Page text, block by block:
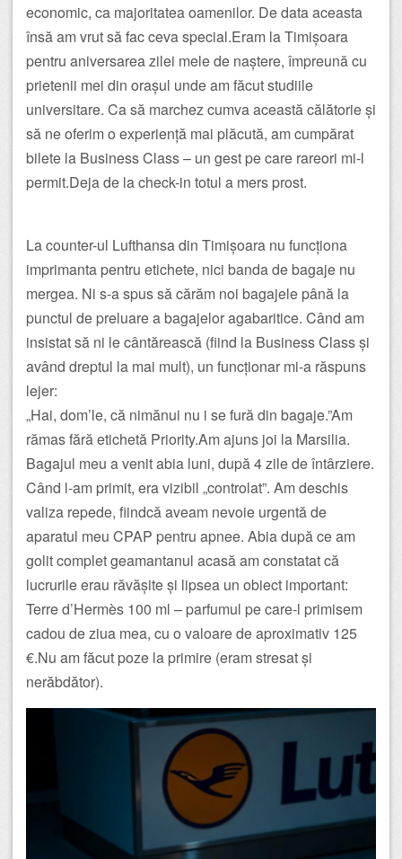
economic, ca majoritatea oamenilor. De data aceasta
însă am vrut să fac ceva special.Eram la Timișoara
pentru aniversarea zilei mele de naștere, împreună cu
prietenii mei din orașul unde am făcut studiile
universitare. Ca să marchez cumva această călătorie și
să ne oferim o experiență mai plăcută, am cumpărat
bilete la Business Class – un gest pe care rareori mi-l
permit.Deja de la check-in totul a mers prost.
La counter-ul Lufthansa din Timișoara nu funcționa
imprimanta pentru etichete, nici banda de bagaje nu
mergea. Ni s-a spus să cărăm noi bagajele până la
punctul de preluare a bagajelor agabaritice. Când am
insistat să ni le cântărească (fiind la Business Class și
având dreptul la mai mult), un funcționar mi-a răspuns
lejer:
„Hai, dom’le, că nimănui nu i se fură din bagaje.”Am
rămas fără etichetă Priority.Am ajuns joi la Marsilia.
Bagajul meu a venit abia luni, după 4 zile de întârziere.
Când l-am primit, era vizibil „controlat”. Am deschis
valiza repede, fiindcă aveam nevoie urgentă de
aparatul meu CPAP pentru apnee. Abia după ce am
golit complet geamantanul acasă am constatat că
lucrurile erau răvășite și lipsea un obiect important:
Terre d’Hermès 100 ml – parfumul pe care-l primisem
cadou de ziua mea, cu o valoare de aproximativ 125
€.Nu am făcut poze la primire (eram stresat și
nerăbdător).